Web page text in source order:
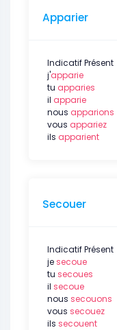
Apparier
Indicatif Présent
j'apparie
tu apparies
il apparie
nous apparions
vous appariez
ils apparient
Secouer
Indicatif Présent
jesecoue
tu secoues
il secoue
nous secouons
vous secouez
ils secouent